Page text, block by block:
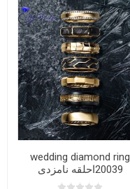
wedding diamond ring
20039احلقه نامزدی